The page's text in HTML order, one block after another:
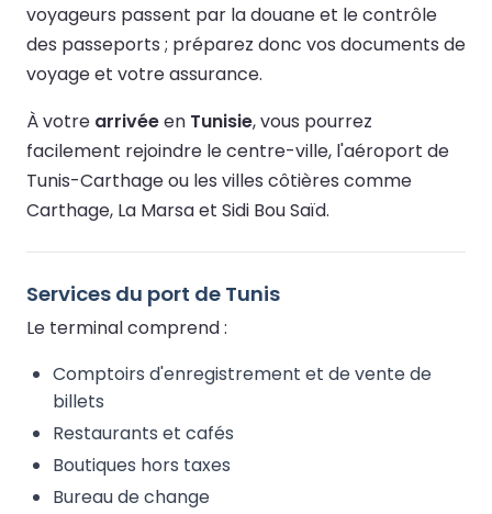
voyageurs passent par la douane et le contrôle
des passeports ; préparez donc vos documents de
voyage et votre assurance.
À votre arrivéeen Tunisie, vous pourrez
facilement rejoindre le centre-ville, l'aéroport de
Tunis-Carthage ou les villes côtières comme
Carthage, La Marsa et Sidi Bou Saïd.
Services du port de Tunis
Le terminal comprend :
Comptoirs d'enregistrement et de vente de
billets
Restaurants et cafés
Boutiques hors taxes
Bureau de change